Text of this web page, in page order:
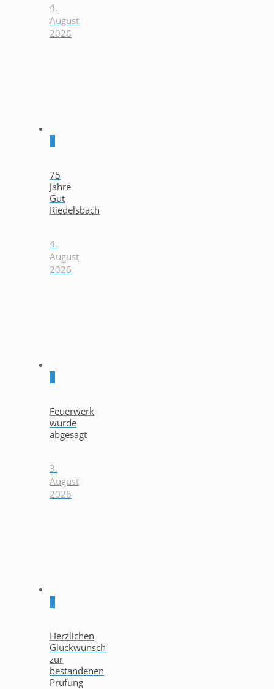
4.
August
2026
75
Jahre
Gut
Riedelsbach
4.
August
2026
Feuerwerk
wurde
abgesagt
3.
August
2026
Herzlichen
Glückwunsch
zur
bestandenen
Prüfung